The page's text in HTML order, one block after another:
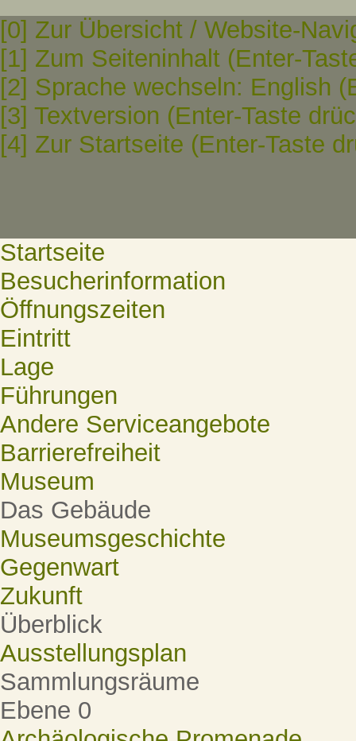
[0] Zur Übersicht / Website-
[1] Zum Seiteninhalt (Enter-
[2] Sprache wechseln: English
[3] Textversion (Enter-Taste
[4] Zur Startseite (Enter-Taste
Startseite
Besucherinformation
Öffnungszeiten
Eintritt
Lage
Führungen
Andere Serviceangebote
Barrierefreiheit
Museum
Das Gebäude
Museumsgeschichte
Gegenwart
Zukunft
Überblick
Ausstellungsplan
Sammlungsräume
Ebene 0